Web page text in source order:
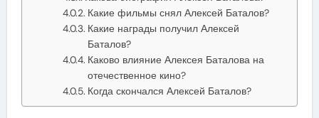
Какие фильмы снял Алексей Баталов?
Какие награды получил Алексей
Баталов?
Каково влияние Алексея Баталова на
отечественное кино?
Когда скончался Алексей Баталов?